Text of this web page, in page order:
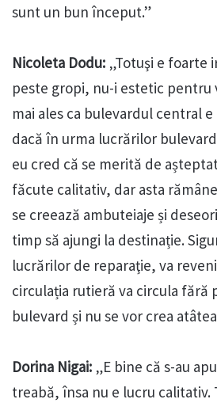
sunt un bun început.”
Nicoleta Dodu: „Totuşi e foarte
peste gropi, nu-i estetic
mai ales ca bulevardul central
dacă în urma lucrărilor
eu cred că se merită de
făcute calitativ, dar asta
se creează ambuteiaje și
timp să ajungi la destinație.
lucrărilor de reparaţie, va
circulația rutieră va circula fără
bulevard și nu se vor crea
Dorina Nigai: „E bine că s-au
treabă, însa nu e lucru